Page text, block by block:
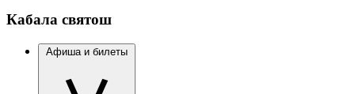
Кабала святош
Афиша и билеты